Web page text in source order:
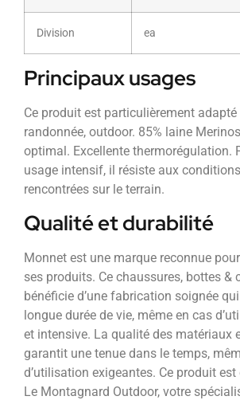
Division ea
Principaux usages
Ce produit est particulièrement adapté
randonnée, outdoor. 85% laine
optimal. Excellente thermorégulation.
usage intensif, il résiste aux
rencontrées sur le terrain.
Qualité et durabilité
Monnet est une marque reconnue
ses produits. Ce chaussures, bottes &
bénéficie d’une fabrication soignée
longue durée de vie, même en cas
et intensive. La qualité des matériaux
garantit une tenue dans le temps,
d’utilisation exigeantes. Ce produit
Le Montagnard Outdoor, votre